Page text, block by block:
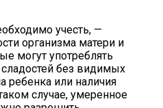
учесть, —
организма матери и
могут употреблять
без видимых
ребенка или наличия
случае, умеренное